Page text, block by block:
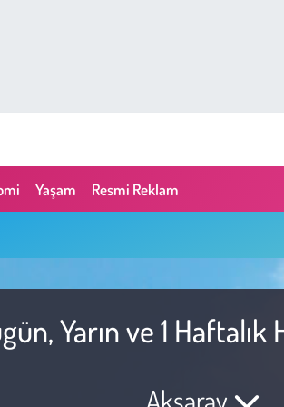
Yaşam Resmi Reklam
Yarın ve 1
Aksaray